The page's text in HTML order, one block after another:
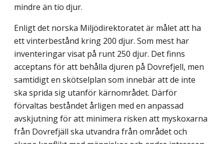
mindre än tio djur.
Enligt det norska Miljödirektoratet är målet att ha
ett vinterbestånd kring 200 djur. Som mest har
inventeringar visat på runt 250 djur. Det finns
acceptans för att behålla djuren på Dovrefjell, men
samtidigt en skötselplan som innebär att de inte
ska sprida sig utanför kärnområdet. Därför
förvaltas beståndet årligen med en anpassad
avskjutning för att minimera risken att myskoxarna
från Dovrefjäll ska utvandra från området och